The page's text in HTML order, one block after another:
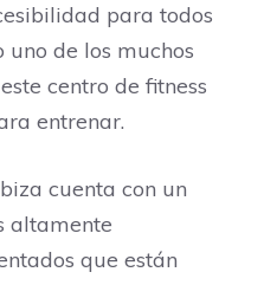
para todos
uno de los muchos
centro de fitness
entrenar.
cuenta con un
altamente
que están